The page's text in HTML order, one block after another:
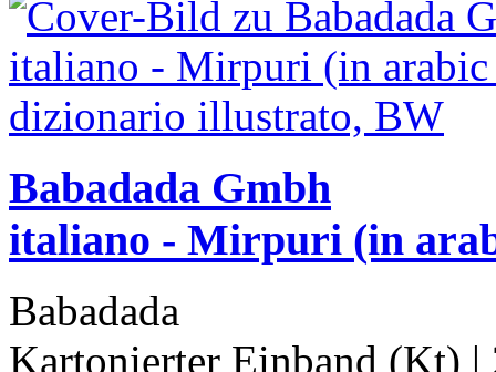
Babadada Gmbh
italiano - Mirpuri (in
Babadada
Kartonierter Einband (Kt) |